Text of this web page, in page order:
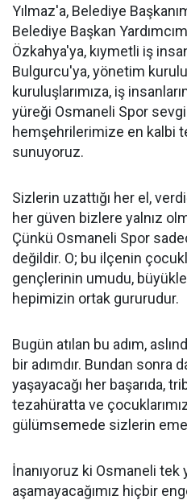
Yılmaz'a, Belediye
Belediye Başkan
Özkahya'ya, kıymetli iş
Bulgurcu'ya, yönetim
kuruluşlarımıza, iş
yüreği Osmaneli Spor
hemşehrilerimize en kalbi
sunuyoruz.
Sizlerin uzattığı her el,
her güven bizlere yalnız
Çünkü Osmaneli Spor
değildir. O; bu ilçenin
gençlerinin umudu,
hepimizin ortak gururudur.
Bugün atılan bu adım,
bir adımdır. Bundan sonra
yaşayacağı her başarıda,
tezahüratta ve
gülümsemede sizlerin
İnanıyoruz ki Osmaneli
aşamayacağımız hiçbir